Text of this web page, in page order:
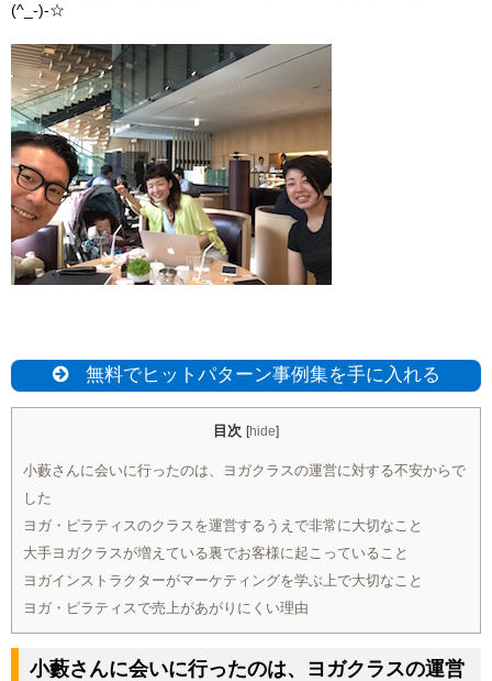
(^_-)-☆
無料でヒットパターン事例集を手に入れる
目次 [hide]
小藪さんに会いに行ったのは、ヨガクラスの運営に対する不安からで
した
ヨガ・ピラティスのクラスを運営するうえで非常に大切なこと
大手ヨガクラスが増えている裏でお客様に起こっていること
ヨガインストラクターがマーケティングを学ぶ上で大切なこと
ヨガ・ピラティスで売上があがりにくい理由
小藪さんに会いに行ったのは、ヨガクラスの運営